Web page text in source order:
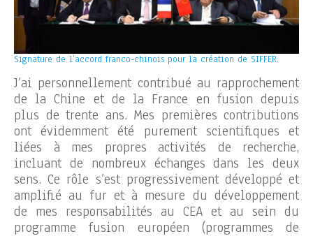
Signature de l’accord franco-chinois pour la création de SIFFER.
J’ai personnellement contribué au rapprochement
de la Chine et de la France en fusion depuis
plus de trente ans. Mes premières contributions
ont évidemment été purement scientifiques et
liées à mes propres activités de recherche,
incluant de nombreux échanges dans les deux
sens. Ce rôle s’est progressivement développé et
amplifié au fur et à mesure du développement
de mes responsabilités au CEA et au sein du
programme fusion européen (programmes de